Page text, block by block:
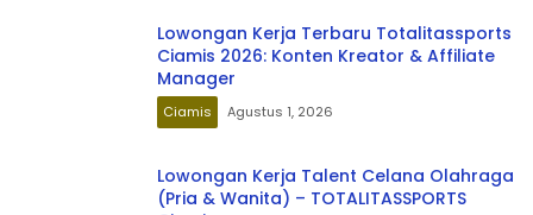
Lowongan Kerja Terbaru Totalitassports
Ciamis 2026: Konten Kreator & Affiliate
Manager
Ciamis Agustus 1, 2026
Lowongan Kerja Talent Celana Olahraga
(Pria & Wanita) – TOTALITASSPORTS